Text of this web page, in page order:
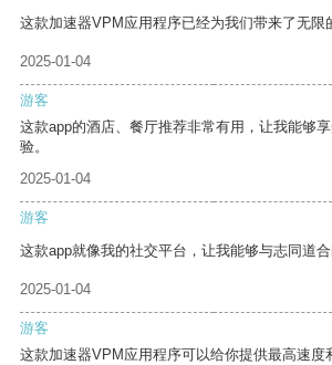
这款加速器VPM应用程序已经为我们带来了无限
2025-01-04
游客
这款app的酒店、餐厅推荐非常有用，让我能够
验。
2025-01-04
游客
这款app就像我的社交平台，让我能够与志同道合
2025-01-04
游客
这款加速器VPM应用程序可以给你提供最高速度